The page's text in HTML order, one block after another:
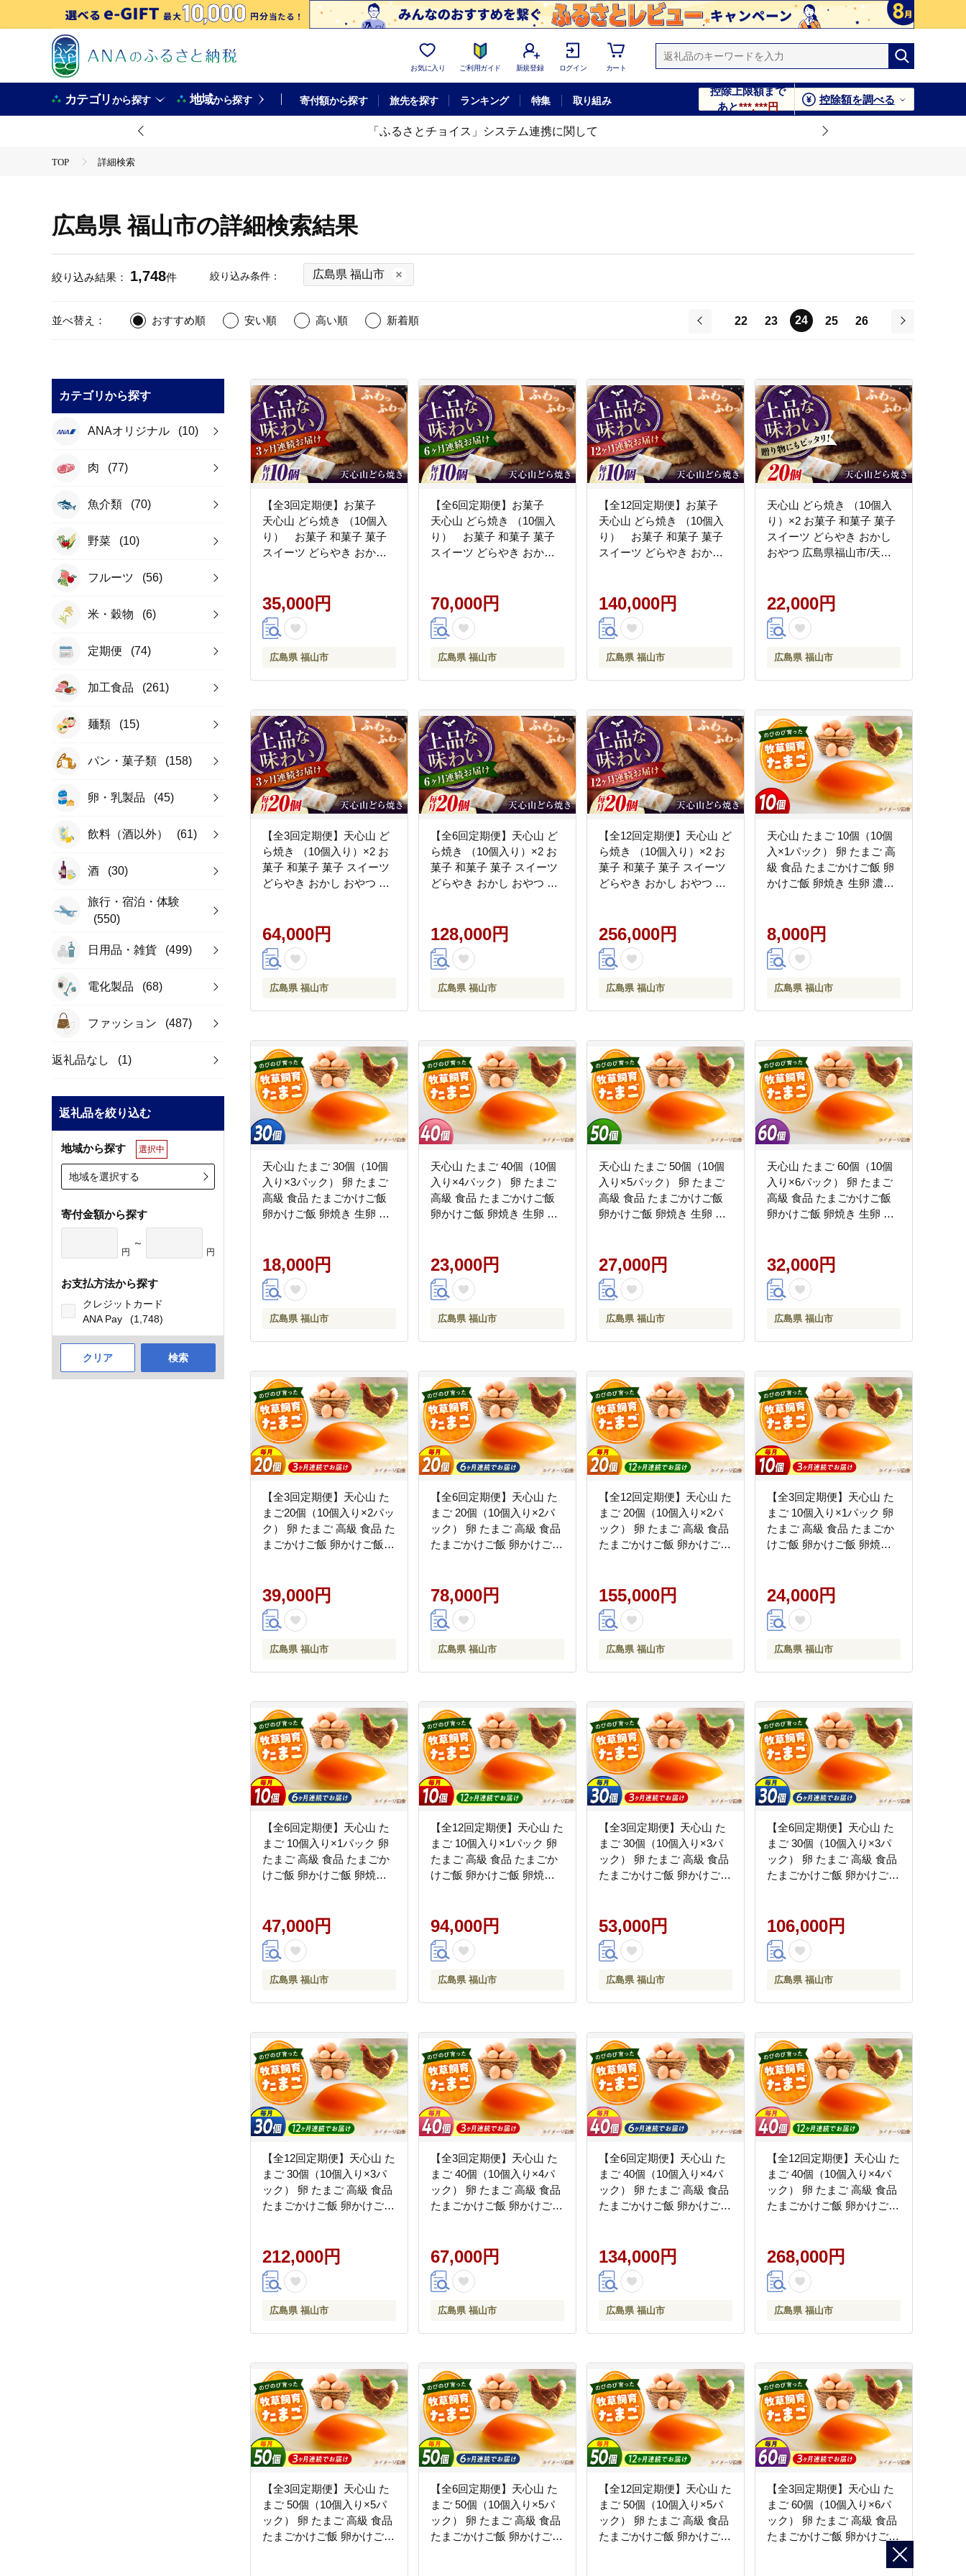
お気に入り ご利用ガイド 新規登録 ログイン カート
カテゴリから探す 地域から探す 寄付額から探す 旅先を探す ランキング 特集 取り組み
控除上限額まで
あと***,***円
控除額を調べる
「ふるさとチョイス」システム連携に関して
TOP 詳細検索
広島県 福山市の詳細検索結果
絞り込み結果： 1,748件 絞り込み条件： 広島県 福山市
並べ替え： おすすめ順 安い順 高い順
新着順
22 23 24 25
26
カテゴリから探す
ANAオリジナル (10)
肉 (77)
魚介類 (70)
野菜 (10)
フルーツ (56)
米・穀物 (6)
定期便 (74)
加工食品 (261)
麺類 (15)
パン・菓子類 (158)
卵・乳製品 (45)
飲料（酒以外） (61)
酒 (30)
旅行・宿泊・体験
(550)
日用品・雑貨 (499)
電化製品 (68)
ファッション (487)
返礼品なし (1)
返礼品を絞り込む
地域から探す 選択中
地域を選択する
寄付金額から探す
円
～
円
お支払方法から探す
クレジットカード
ANA Pay
(1,748)
クリア 検索
【全3回定期便】お菓子
天心山 どら焼き （10個入
り） お菓子 和菓子 菓子
スイーツ どらやき おかし
35,000円
広島県 福山市
【全6回定期便】お菓子
天心山 どら焼き （10個入
り） お菓子 和菓子 菓子
スイーツ どらやき おかし
70,000円
広島県 福山市
【全12回定期便】お菓子
天心山 どら焼き （10個入
り） お菓子 和菓子 菓子
スイーツ どらやき おかし
140,000円
広島県 福山市
天心山 どら焼き （10個入
り）×2 お菓子 和菓子 菓子
スイーツ どらやき おかし
おやつ 広島県福山市/天心
22,000円
広島県 福山市
【全3回定期便】天心山 ど
ら焼き （10個入り）×2 お
菓子 和菓子 菓子 スイーツ
どらやき おかし おやつ 広
64,000円
広島県 福山市
【全6回定期便】天心山 ど
ら焼き （10個入り）×2 お
菓子 和菓子 菓子 スイーツ
どらやき おかし おやつ 広
128,000円
広島県 福山市
【全12回定期便】天心山 ど
ら焼き （10個入り）×2 お
菓子 和菓子 菓子 スイーツ
どらやき おかし おやつ 広
256,000円
広島県 福山市
天心山 たまご 10個（10個
入×1パック） 卵 たまご 高
級 食品 たまごかけご飯 卵
かけご飯 卵焼き 生卵 濃厚
広島県福山市/天心山ファ
ーム [BABW012]
8,000円
広島県 福山市
天心山 たまご 30個（10個
入り×3パック） 卵 たまご
高級 食品 たまごかけご飯
卵かけご飯 卵焼き 生卵 濃
め 広島県福山市/天心山
ファーム [BABW013]
18,000円
広島県 福山市
天心山 たまご 40個（10個
入り×4パック） 卵 たまご
高級 食品 たまごかけご飯
卵かけご飯 卵焼き 生卵 濃
め 広島県福山市/天心山
ファーム [BABW014]
23,000円
広島県 福山市
天心山 たまご 50個（10個
入り×5パック） 卵 たまご
高級 食品 たまごかけご飯
卵かけご飯 卵焼き 生卵 濃
め 広島県福山市/天心山
ファーム [BABW015]
27,000円
広島県 福山市
天心山 たまご 60個（10個
入り×6パック） 卵 たまご
高級 食品 たまごかけご飯
卵かけご飯 卵焼き 生卵 濃
め 広島県福山市/天心山
ファーム [BABW016]
32,000円
広島県 福山市
【全3回定期便】天心山 た
まご20個（10個入り×2パッ
ク） 卵 たまご 高級 食品 た
まごかけご飯 卵かけご飯
位 人気 おすすめ 定期便
広島県福山市/天心山ファー
ム [BABW018]
39,000円
広島県 福山市
【全6回定期便】天心山 た
まご 20個（10個入り×2パ
ック） 卵 たまご 高級 食品
たまごかけご飯 卵かけご飯
位 人気 おすすめ 定期便
広島県福山市/天心山ファー
ム [BABW019]
78,000円
広島県 福山市
【全12回定期便】天心山 た
まご 20個（10個入り×2パ
ック） 卵 たまご 高級 食品
たまごかけご飯 卵かけご飯
位 人気 おすすめ 定期便
広島県福山市/天心山ファー
ム [BABW020]
155,000円
広島県 福山市
【全3回定期便】天心山 た
まご 10個入り×1パック 卵
たまご 高級 食品 たまごか
けご飯 卵かけご飯 卵焼き
おすすめ 定期便 広島県福
山市/天心山ファーム
[BABW022]
24,000円
広島県 福山市
【全6回定期便】天心山 た
まご 10個入り×1パック 卵
たまご 高級 食品 たまごか
けご飯 卵かけご飯 卵焼き
おすすめ 定期便 広島県福
山市/天心山ファーム
[BABW023]
47,000円
広島県 福山市
【全12回定期便】天心山 た
まご 10個入り×1パック 卵
たまご 高級 食品 たまごか
けご飯 卵かけご飯 卵焼き
おすすめ 定期便 広島県福
山市/天心山ファーム
[BABW024]
94,000円
広島県 福山市
【全3回定期便】天心山 た
まご 30個（10個入り×3パ
ック） 卵 たまご 高級 食品
たまごかけご飯 卵かけご飯
位 人気 おすすめ 定期便
広島県福山市/天心山ファー
ム [BABW026]
53,000円
広島県 福山市
【全6回定期便】天心山 た
まご 30個（10個入り×3パ
ック） 卵 たまご 高級 食品
たまごかけご飯 卵かけご飯
位 人気 おすすめ 定期便
広島県福山市/天心山ファー
ム [BABW027]
106,000円
広島県 福山市
【全12回定期便】天心山 た
まご 30個（10個入り×3パ
ック） 卵 たまご 高級 食品
たまごかけご飯 卵かけご飯
位 人気 おすすめ 定期便
広島県福山市/天心山ファー
ム [BABW028]
212,000円
広島県 福山市
【全3回定期便】天心山 た
まご 40個（10個入り×4パ
ック） 卵 たまご 高級 食品
たまごかけご飯 卵かけご飯
位 人気 おすすめ 定期便
広島県福山市/天心山ファー
ム [BABW030]
67,000円
広島県 福山市
【全6回定期便】天心山 た
まご 40個（10個入り×4パ
ック） 卵 たまご 高級 食品
たまごかけご飯 卵かけご飯
位 人気 おすすめ 定期便
広島県福山市/天心山ファー
ム [BABW031]
134,000円
広島県 福山市
【全12回定期便】天心山 た
まご 40個（10個入り×4パ
ック） 卵 たまご 高級 食品
たまごかけご飯 卵かけご飯
位 人気 おすすめ 定期便
広島県福山市/天心山ファー
ム [BABW032]
268,000円
広島県 福山市
【全3回定期便】天心山 た
まご 50個（10個入り×5パ
ック） 卵 たまご 高級 食品
たまごかけご飯 卵かけご飯
【全6回定期便】天心山 た
まご 50個（10個入り×5パ
ック） 卵 たまご 高級 食品
たまごかけご飯 卵かけご飯
【全12回定期便】天心山 た
まご 50個（10個入り×5パ
ック） 卵 たまご 高級 食品
たまごかけご飯 卵かけご飯
【全3回定期便】天心山 た
まご 60個（10個入り×6パ
ック） 卵 たまご 高級 食品
たまごかけご飯 卵かけご飯
卵焼き 生卵 濃厚 ケーキ お
菓子 づくり ランキング 上